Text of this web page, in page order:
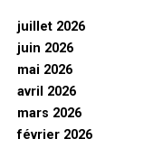
juillet 2026
juin 2026
mai 2026
avril 2026
mars 2026
février 2026